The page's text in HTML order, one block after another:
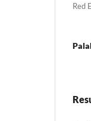
Red